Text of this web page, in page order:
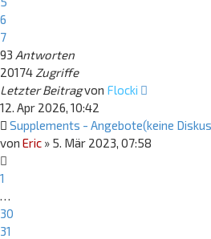
6
7
93 Antworten
20174 Zugriffe
Letzter Beitragvon Flocki
12. Apr 2026, 10:42
Supplements - Angebote(keine
von Eric » 5. Mär 2023, 07:58
1
…
30
31